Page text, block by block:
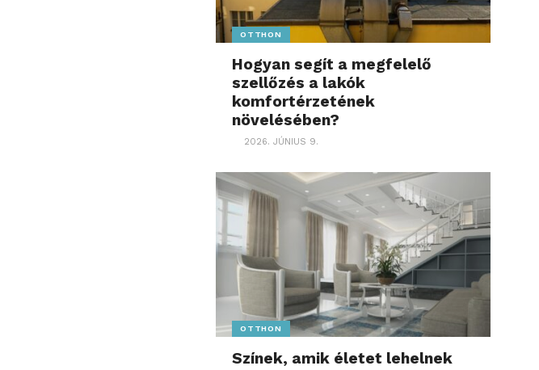
OTTHON
Hogyan segít a megfelelő
szellőzés a lakók
komfortérzetének
növelésében?
2026. JÚNIUS 9.
OTTHON
Színek, amik életet lehelnek